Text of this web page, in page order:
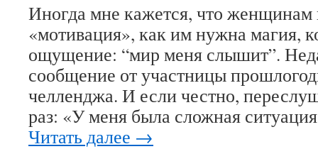
Иногда мне кажется, что женщинам
«мотивация», как им нужна магия,
ощущение: “мир меня слышит”.
сообщение от участницы
челленджа. И если честно,
раз: «У меня была сложная
Читать далее →